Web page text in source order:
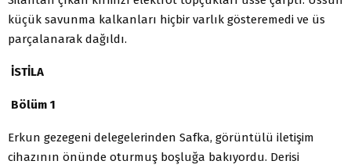
küçük savunma kalkanları hiçbir varlık gösteremedi ve üs
parçalanarak dağıldı.
İSTİLA
Bölüm 1
Erkun gezegeni delegelerinden Safka, görüntülü iletişim
cihazının önünde oturmuş boşluğa bakıyordu. Derisi